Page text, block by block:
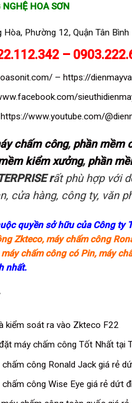
HOA SƠN
Phường 12, Quận Tân Bình
–
– https://
https://www.youtube.com/
chấm công, phần mềm
kiểm xưởng, phần
rất phù hợp với
cửa hàng, công ty, văn
quyền sở hữu của Công ty
Zkteco, máy chấm công
máy chấm công có Pin, máy
nhất.
kiểm soát ra vào Zkteco F22
máy chấm công Tốt Nhất tại
công Ronald Jack giá rẻ
công Wise Eye giá rẻ dứt